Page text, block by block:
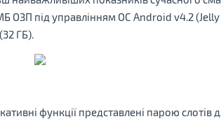
МБ ОЗП під управлінням ОС Android v4.2
ГБ).
функції представлені парою